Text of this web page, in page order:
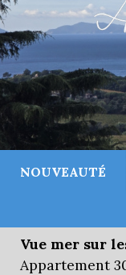
5KM
NOUVEAUTÉ
Vue mer sur
Appartement